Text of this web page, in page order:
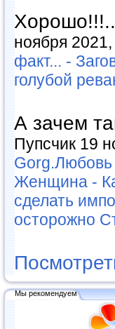
Хорошо!!!..
ноября
факт... -
голубой
А зачем
Пупсчик 19
Женщина -
сделать
осторожно
Мы рекомендуем